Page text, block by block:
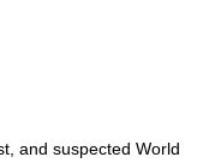
and suspected World